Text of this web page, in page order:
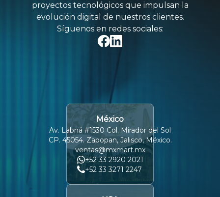
proyectos tecnológicos que impulsan la
evolución digital de nuestros clientes.
Síguenos en redes sociales:
México
Av. Labná #1530 Col. Mirador del Sol
CP. 45054. Zapopan, Jalisco, México.
ventas@mxmart.mx
+52 33 2920 2021
+52 33 3271 2247